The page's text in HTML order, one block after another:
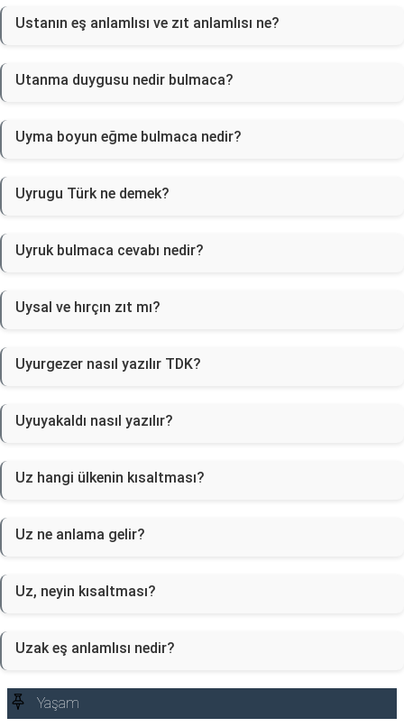
Ustanın eş anlamlısı ve zıt anlamlısı ne?
Utanma duygusu nedir bulmaca?
Uyma boyun eğme bulmaca nedir?
Uyrugu Türk ne demek?
Uyruk bulmaca cevabı nedir?
Uysal ve hırçın zıt mı?
Uyurgezer nasıl yazılır TDK?
Uyuyakaldı nasıl yazılır?
Uz hangi ülkenin kısaltması?
Uz ne anlama gelir?
Uz, neyin kısaltması?
Uzak eş anlamlısı nedir?
Yaşam